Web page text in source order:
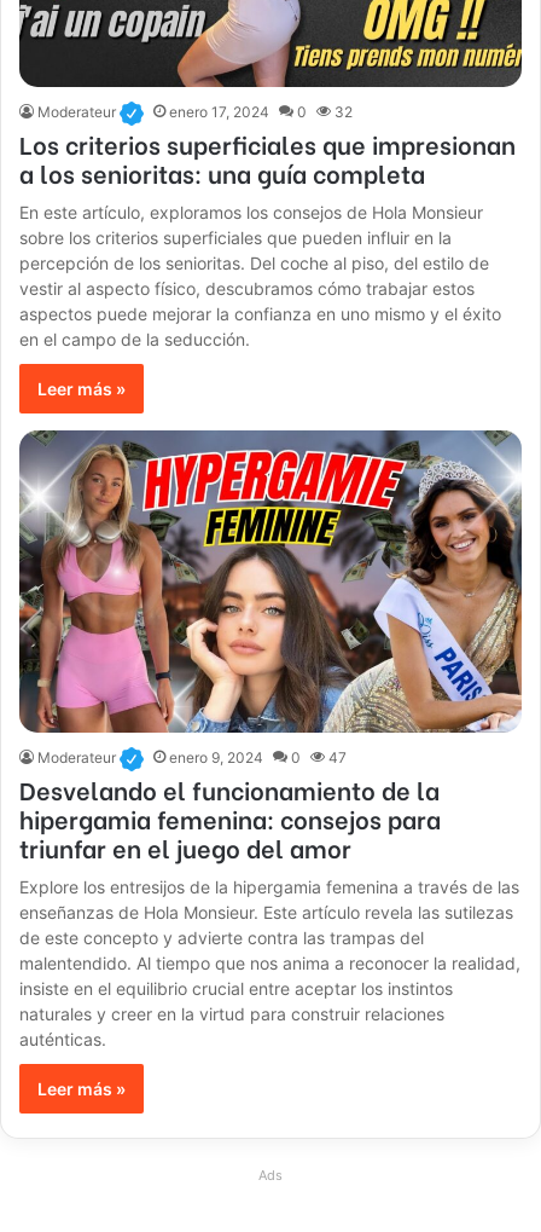
Moderateur enero 17, 2024 0 32
Los criterios superficiales que impresionan
a los senioritas: una guía completa
En este artículo, exploramos los consejos de Hola Monsieur
sobre los criterios superficiales que pueden influir en la
percepción de los senioritas. Del coche al piso, del estilo de
vestir al aspecto físico, descubramos cómo trabajar estos
aspectos puede mejorar la confianza en uno mismo y el éxito
en el campo de la seducción.
Leer más »
Moderateur enero 9, 2024 0 47
Desvelando el funcionamiento de la
hipergamia femenina: consejos para
triunfar en el juego del amor
Explore los entresijos de la hipergamia femenina a través de las
enseñanzas de Hola Monsieur. Este artículo revela las sutilezas
de este concepto y advierte contra las trampas del
malentendido. Al tiempo que nos anima a reconocer la realidad,
insiste en el equilibrio crucial entre aceptar los instintos
naturales y creer en la virtud para construir relaciones
auténticas.
Leer más »
Ads